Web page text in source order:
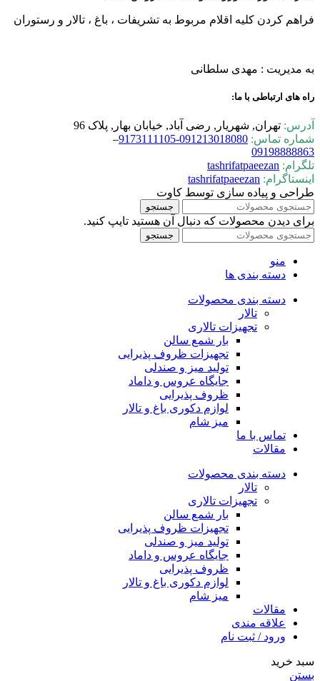
فراهم کردن کلیه اقلام مربوط به تشریفات ، باغ ، تالار و رستوران
به مدیریت : مهدی سلطانی
راه های ارتباطی با ما:
آدرس: تهران, شهریار, رضی آباد, خیابان بهار, پلاک 96
شماره تماس:
091213018080-9173111105
–
09198888863
تلگرام: tashrifatpaeezan
اینستاگرام: tashrifatpaeezan
طراحی و پیاده سازی توسط کاوت
جستجو
برای دیدن محصولات که دنبال آن هستید تایپ کنید.
جستجو
منو
دسته بندی ها
دسته بندی محصولات
تالار
تجهیزات تالاری
بار شمع سالن
تجهیزات ظروف پذیرایی
تولید میز و صندلی
جایگاه عروس و داماد
ظروف پذیرایی
لوازم دکوری باغ و تالار
میز شام
تماس با ما
مقالات
دسته بندی محصولات
تالار
تجهیزات تالاری
بار شمع سالن
تجهیزات ظروف پذیرایی
تولید میز و صندلی
جایگاه عروس و داماد
ظروف پذیرایی
لوازم دکوری باغ و تالار
میز شام
مقالات
علاقه مندی
ورود / ثبت نام
سبد خرید
بستن